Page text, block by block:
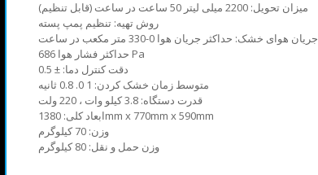
میزان تحویل: 2200 میلی لیتر 50 ساعت در ساعت (قابل تنظیم)
روش تهیه: تنظیم پمپ پسته
جریان هوای خشک: حداکثر جریان هوا 0-330 متر مکعب در ساعت
حداکثر فشار هوا 686 Pa
دقت کنترل دما: ± 0.5
متوسط ​​زمان خشک کردن: 1 0. 0.8 ثانیه
قدرت دستگاه: 3.8 کیلو وات ، 220 ولت
ابعاد کلی: 1380mm x 770mm x 590mm
وزن: 70 کیلوگرم
وزن حمل و نقل: 80 کیلوگرم